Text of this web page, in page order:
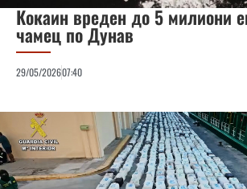
Кокаин вреден до 5 милиони
чамец по Дунав
29/05/202607:40